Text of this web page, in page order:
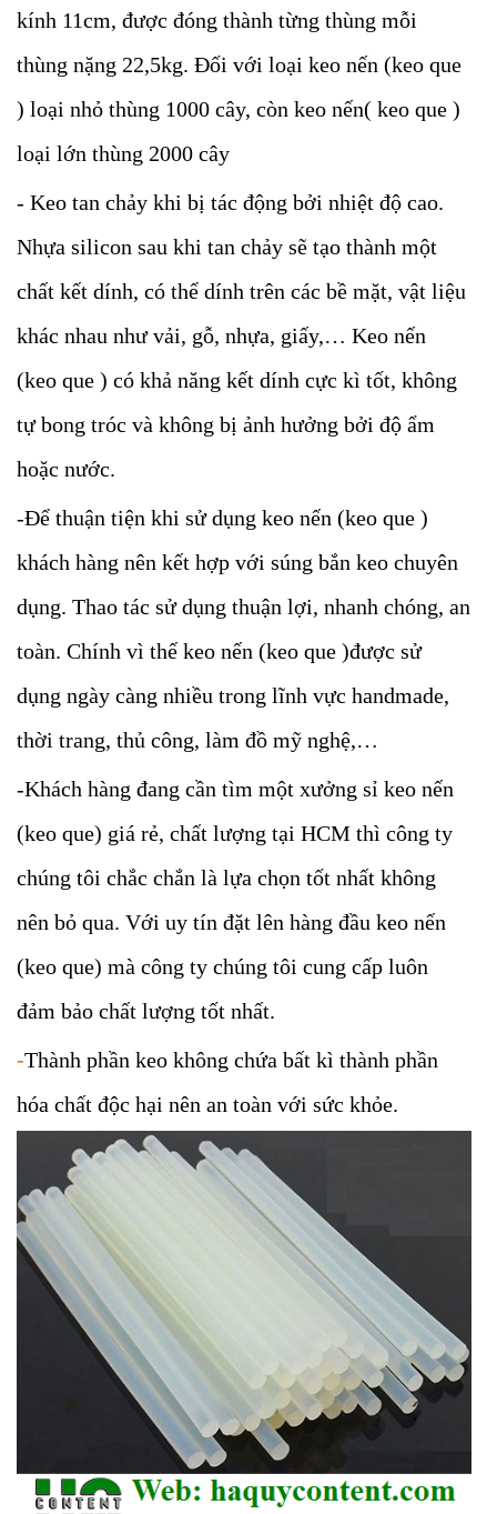
kính 11cm, được đóng thành từng thùng mỗi
thùng nặng 22,5kg. Đối với loại keo nến (keo que
) loại nhỏ thùng 1000 cây, còn keo nến( keo que )
loại lớn thùng 2000 cây
- Keo tan chảy khi bị tác động bởi nhiệt độ cao.
Nhựa silicon sau khi tan chảy sẽ tạo thành một
chất kết dính, có thể dính trên các bề mặt, vật liệu
khác nhau như vải, gỗ, nhựa, giấy,… Keo nến
(keo que ) có khả năng kết dính cực kì tốt, không
tự bong tróc và không bị ảnh hưởng bởi độ ẩm
hoặc nước.
-Để thuận tiện khi sử dụng keo nến (keo que )
khách hàng nên kết hợp với súng bắn keo chuyên
dụng. Thao tác sử dụng thuận lợi, nhanh chóng, an
toàn. Chính vì thế keo nến (keo que )được sử
dụng ngày càng nhiều trong lĩnh vực handmade,
thời trang, thủ công, làm đồ mỹ nghệ,…
-Khách hàng đang cần tìm một xưởng sỉ keo nến
(keo que) giá rẻ, chất lượng tại HCM thì công ty
chúng tôi chắc chắn là lựa chọn tốt nhất không
nên bỏ qua. Với uy tín đặt lên hàng đầu keo nến
(keo que) mà công ty chúng tôi cung cấp luôn
đảm bảo chất lượng tốt nhất.
-Thành phần keo không chứa bất kì thành phần
hóa chất độc hại nên an toàn với sức khỏe.